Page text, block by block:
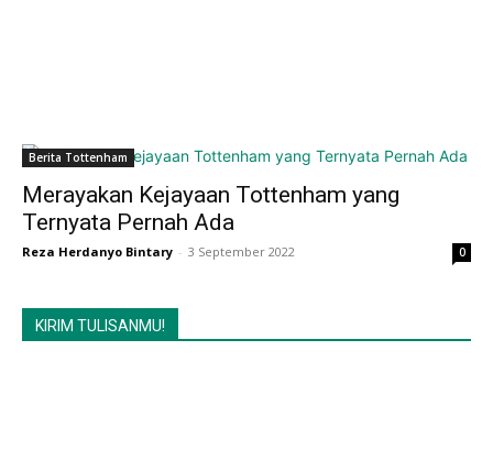
Berita Tottenham
Merayakan Kejayaan Tottenham yang
Ternyata Pernah Ada
Reza Herdanyo Bintary - 3 September 2022 0
KIRIM TULISANMU!